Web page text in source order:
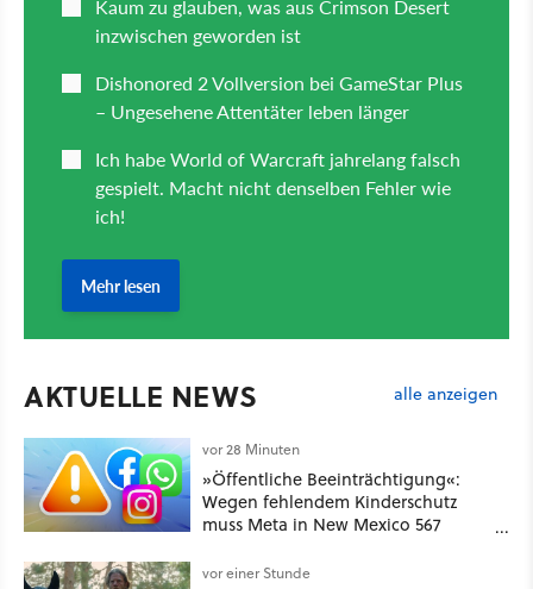
AKTUELLE NEWS alle anzeigen
vor 28 Minuten
»Öffentliche Beeinträchtigung«:
Wegen fehlendem Kinderschutz
muss Meta in New Mexico 567
vor einer Stunde